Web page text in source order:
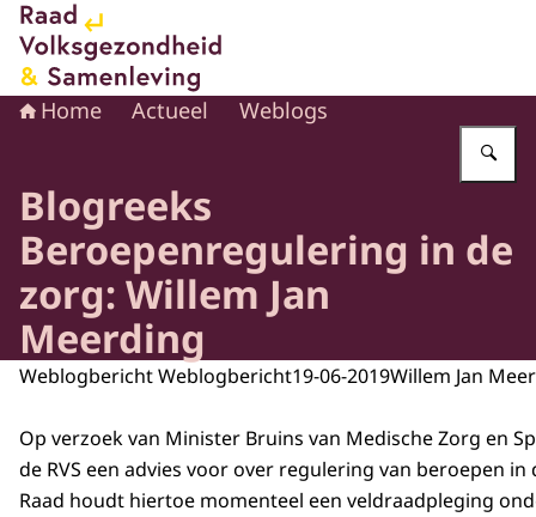
Naar de homepage van Raad voor Volksgezondheid en
Home Actueel Weblogs
Blogreeks
Beroepenregulering in de
zorg: Willem Jan
Meerding
Weblogbericht Weblogbericht19-06-2019Willem Jan
Op verzoek van Minister Bruins van Medische Zorg en
de RVS een advies voor over regulering van beroepen in
Raad houdt hiertoe momenteel een veldraadpleging